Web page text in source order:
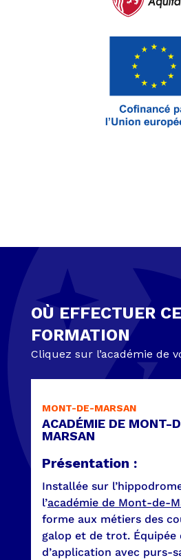
en compte des
apprentissages (DYS),
soft skills…
OÙ EFFECTUER
FORMATION
Cliquez sur l’académie de
MONT-DE-MARSAN
ACADÉMIE DE MONT-
MARSAN
Présentation :
Installée sur
l’académie de Mont-de-
forme aux métiers des
galop et de trot. Équipée
d’application avec purs-